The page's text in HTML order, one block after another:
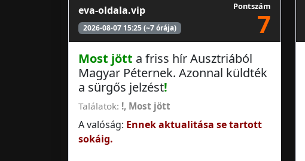
eva-oldala.vip
2026-08-07 15:25 (~7 órája)
Pontszám
7
Most jött a friss hír Ausztriából
Magyar Péternek. Azonnal küldték
a sürgős jelzést!
Találatok: !, Most jött
A valóság: Ennek aktualitása se tartott
sokáig.